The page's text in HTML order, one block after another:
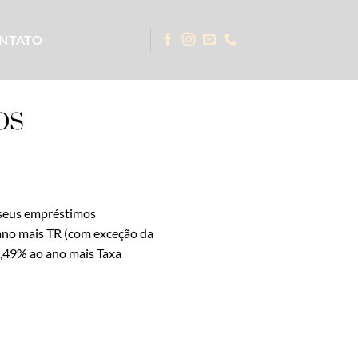
empréstimos
mais TR (com exceção da
ao ano mais Taxa